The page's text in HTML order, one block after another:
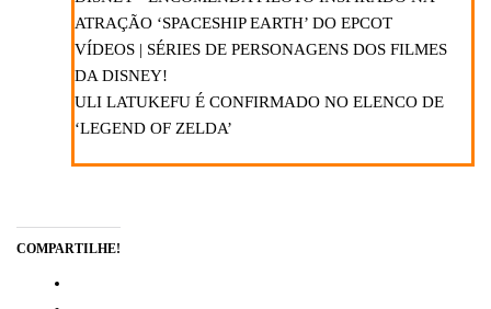
ATRAÇÃO ‘SPACESHIP EARTH’ DO EPCOT
VÍDEOS | SÉRIES DE PERSONAGENS DOS FILMES
DA DISNEY!
ULI LATUKEFU É CONFIRMADO NO ELENCO DE
‘LEGEND OF ZELDA’
COMPARTILHE!